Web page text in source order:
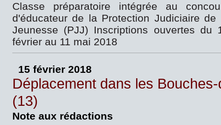
Classe préparatoire intégrée au
d'éducateur de la Protection Judiciaire de
Jeunesse (PJJ) Inscriptions ouvertes du
février au 11 mai 2018
15 février 2018
Déplacement dans les
(13)
Note aux rédactions